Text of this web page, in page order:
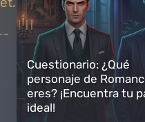
Cuestionario: ¿Qué
personaje de
eres? ¡Encuentra tu
ideal!